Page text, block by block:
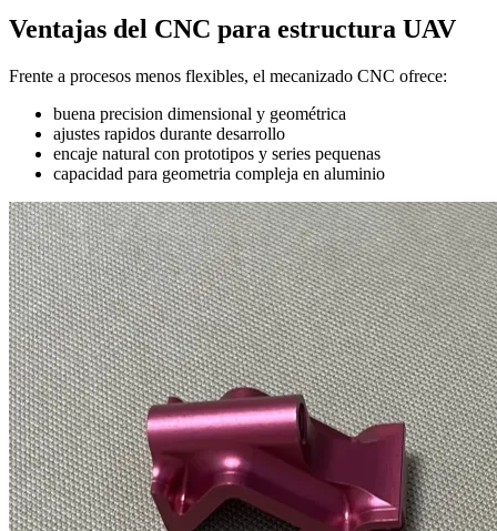
Ventajas del CNC para estructura UAV
Frente a procesos menos flexibles, el mecanizado CNC ofrece:
buena precision dimensional y geométrica
ajustes rapidos durante desarrollo
encaje natural con prototipos y series pequenas
capacidad para geometria compleja en aluminio